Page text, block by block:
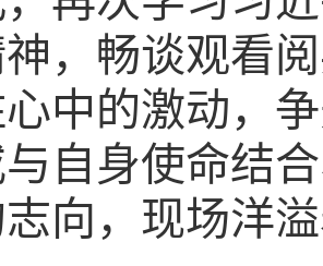
，畅谈观看
中的激动，
自身使命结
向，现场洋